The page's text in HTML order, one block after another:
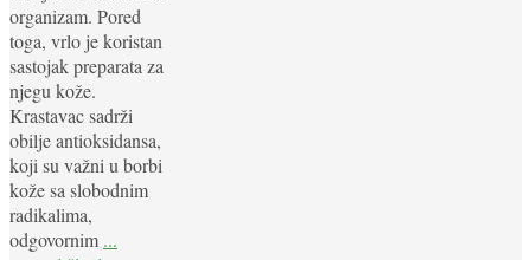
organizam. Pored
toga, vrlo je koristan
sastojak preparata za
njegu kože.
Krastavac sadrži
obilje antioksidansa,
koji su važni u borbi
kože sa slobodnim
radikalima,
odgovornim ...